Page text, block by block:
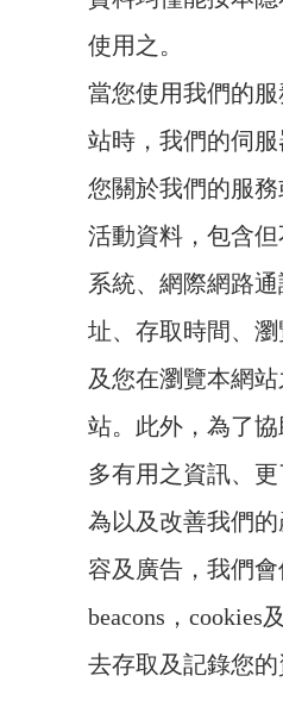
使用之。
當您使用我們的
站時，我們的伺
您關於我們的服
活動資料，包含
系統、網際網路
址、存取時間、
及您在瀏覽本網
站。此外，為了
多有用之資訊、
為以及改善我們
容及廣告，我們會
beacons，cookies
去存取及記錄您的